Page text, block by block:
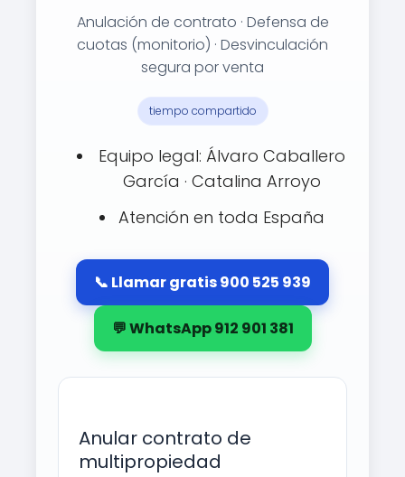
Anulación de contrato · Defensa de
cuotas (monitorio) · Desvinculación
segura por venta
tiempo compartido
Equipo legal: Álvaro Caballero
García · Catalina Arroyo
Atención en toda España
📞 Llamar gratis 900 525 939
💬 WhatsApp 912 901 381
Anular contrato de
multipropiedad